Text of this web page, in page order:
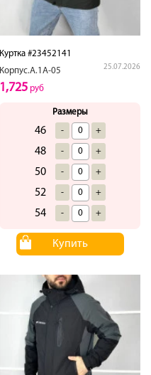
Куртка #23452141
Корпус.А.1А-05
25.07.2026
1,725 руб
Размеры
46 - +
48 - +
50 - +
52 - +
54 - +
Купить